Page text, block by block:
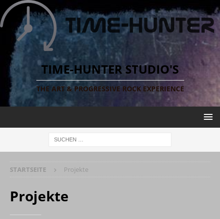
TIME-HUNTER STUDIO'S
THE ART & PROGRESSIVE ROCK EXPERIENCE
STARTSEITE Projekte
Projekte